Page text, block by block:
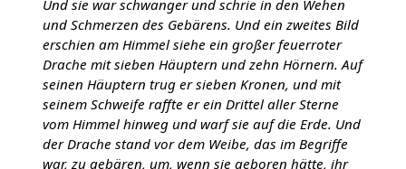
Und sie war schwanger und schrie in den Wehen
und Schmerzen des Gebärens. Und ein zweites Bild
erschien am Himmel siehe ein großer feuerroter
Drache mit sieben Häuptern und zehn Hörnern. Auf
seinen Häuptern trug er sieben Kronen, und mit
seinem Schweife raffte er ein Drittel aller Sterne
vom Himmel hinweg und warf sie auf die Erde. Und
der Drache stand vor dem Weibe, das im Begriffe
war, zu gebären, um, wenn sie geboren hätte, ihr